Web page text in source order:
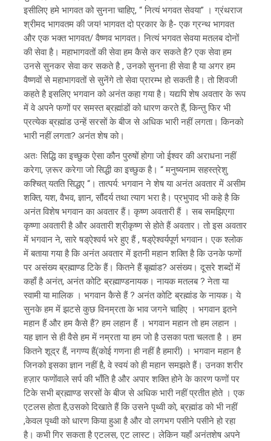
इसीलिए हमे भागवत को सुनना चाहिए, “ नित्यं भगवत सेवया” । ग्रंथराज
श्रीमद भागवतम की जय! भागवत दो प्रकार के है- एक ग्रन्थ भागवत
और एक भक्त भागवत/ वैष्णव भागवत। नित्यं भगवत सेवया मतलब दोनों
की सेवा है। महाभागवतों की सेवा हम कैसे कर सकते है? एक सेवा हम
उनसे सुनकर सेवा कर सकते है , उनको सुनना ही सेवा है या अगर हम
वैष्णवों से महाभागवतों से सुनेंगे तो सेवा प्रारम्भ हो सकती है। तो शिवजी
कहते है इसलिए भगवान को अनंत कहा गया है। यद्यपि शेष अवतार के रूप
में वे अपने फणों पर समस्त ब्रह्मांडों को धारण करते हैं, किन्तु फिर भी
प्रत्येक ब्रह्मांड उन्हें सरसों के बीज से अधिक भारी नहीं लगता। किनको
भारी नहीं लगता? अनंत शेष को।
अतः सिद्धि का इच्छुक ऐसा कौन पुरुषों होगा जो ईश्वर की अराधना नहीं
करेगा, ज़रूर करेगा जो सिद्धी का इच्छुक है। “ मनुष्यनाम सहस्त्रेशु
कश्चित् यतति सिद्धए “। तात्पर्य: भगवान ने शेष या अनंत अवतार में असीम
शक्ति, यश, वैभव, ज्ञान, सौंदर्य तथा त्याग भरा है। प्रभुपाद भी कहे है कि
अनंत विशेष भगवान का अवतार हैं। कृष्ण अवतारी हैं । सब समझिएगा
कृष्णा अवतारी है और अवतारी श्रीकृष्ण से होते हैं अवतार। तो इस अवतार
में भगवान ने, सारे षड्ऐश्वर्य भरे हुए हैं , षड्ऐश्वर्यपूर्ण भगवान। एक श्लोक
में बताया गया है कि अनंत अवतार में इतनी महान शक्ति है कि उनके फणों
पर असंख्य ब्रह्माण्ड टिके हैं। कितने हैं बृह्मांड? असंख्य। दूसरे शब्दों में
कहाँ है अनंत, अनंत कोटि ब्रह्माण्डनायक। नायक मतलब ? नेता या
स्वामी या मालिक । भगवान कैसे हैं ? अनंत कोटि ब्रह्मांड के नायक। ये
सुनके हम में झटसे कुछ विनम्रता के भाव जगने चाहिए । भगवान इतने
महान हैं और हम कैसे हैं? हम लहान हैं । भगवान महान तो हम लहान ।
यह ज्ञान से ही वैसे हम में नम्रता या हम जो है उसका पता चलता है । हम
कितने शूद्र हैं, नगण्य हैं(कोई गणना ही नहीं है हमारी) । भगवान महान है
जिनको इसका ज्ञान नहीं है, वे स्वयं को ही महान समझते हैं। उनका शरीर
हज़ार फणोंवाले सर्प की भाँति है और अपार शक्ति होने के कारण फणों पर
टिके सभी ब्रह्माण्ड सरसों के बीज से अधिक भारी नहीं प्रतीत होते । एक
एटलस होता है,उसको दिखाते हैं कि उसने पृथ्वी को, ब्रह्मांड को भी नहीं
,केवल पृथ्वी को धारण किया हुआ है और वो लगभग पसीने पसीने हो रहा
है। कभी गिर सकता है एटलस, एट लास्ट। लेकिन यहाँ अनंतशेष अपने